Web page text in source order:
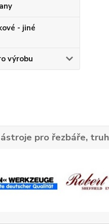
- jiné
výrobu
pro řezbáře,